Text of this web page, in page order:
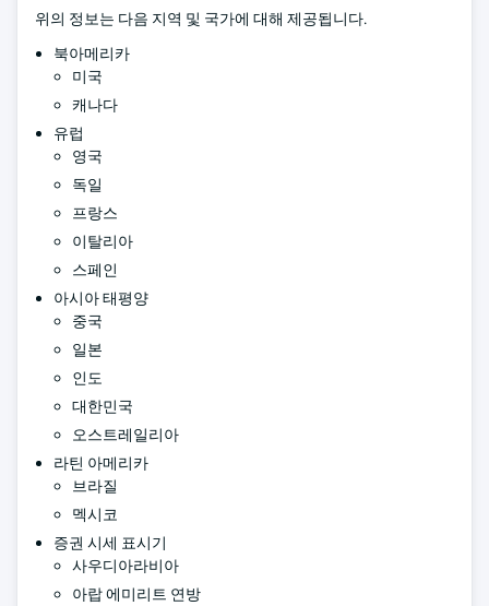
위의 정보는 다음 지역 및 국가에 대해 제공됩니다.
북아메리카
미국
캐나다
유럽
영국
독일
프랑스
이탈리아
스페인
아시아 태평양
중국
일본
인도
대한민국
오스트레일리아
라틴 아메리카
브라질
멕시코
증권 시세 표시기
사우디아라비아
아랍 에미리트 연방